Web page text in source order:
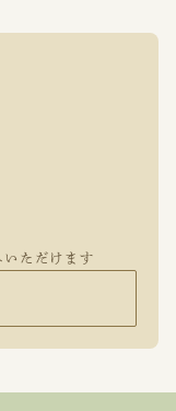
ただけます